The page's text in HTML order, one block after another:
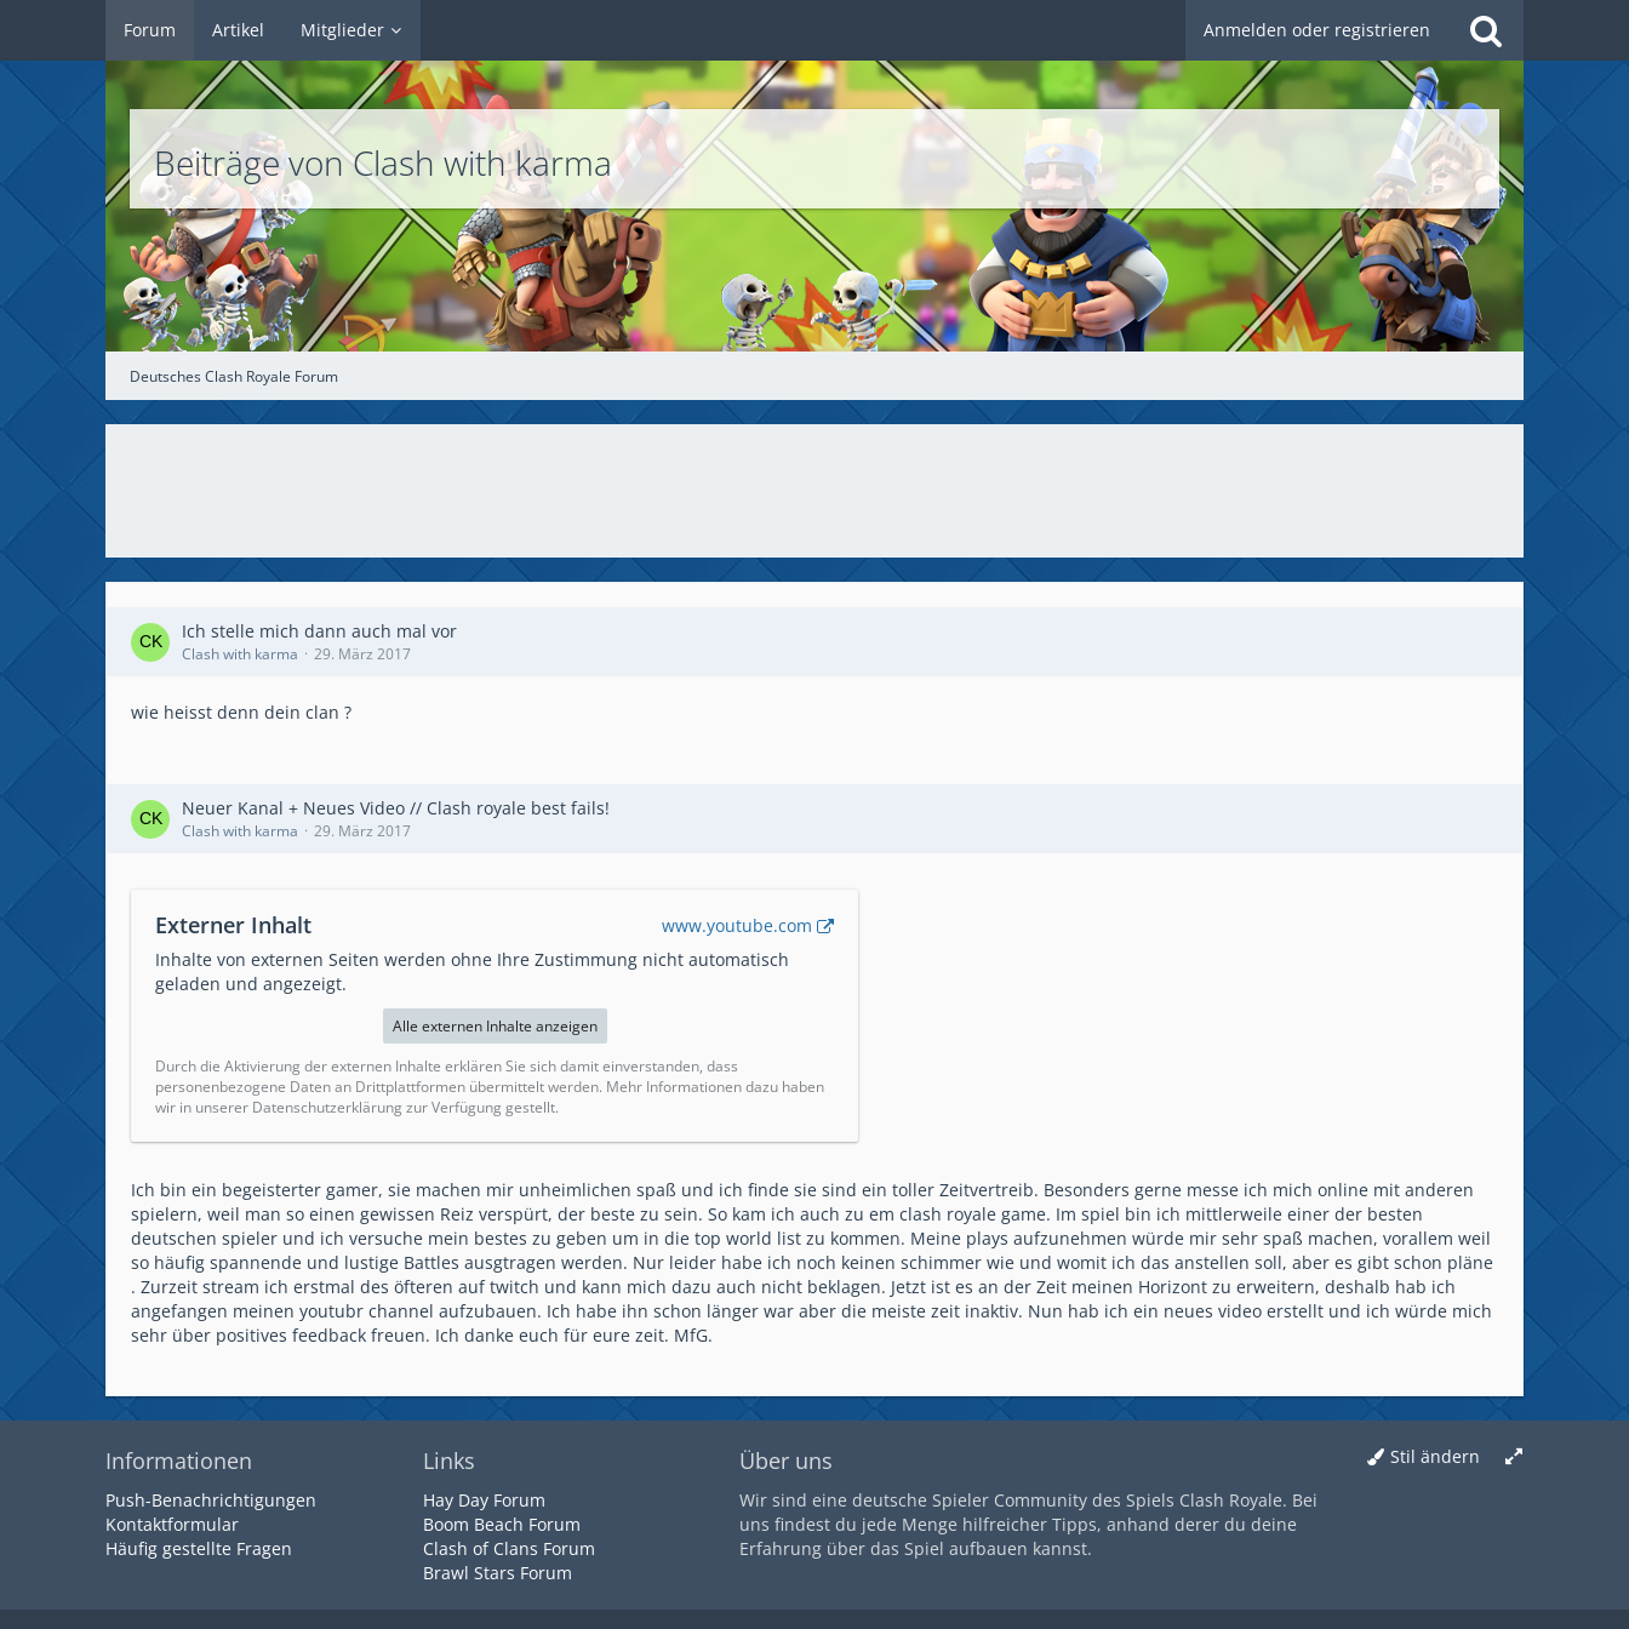
Forum Artikel Mitglieder Anmelden oder registrieren
Deutsches Clash Royale Forum
Beiträge von Clash with karma
Ich stelle mich dann auch mal vor
Clash with karma 29. März 2017
wie heisst denn dein clan ?
Neuer Kanal + Neues Video // Clash royale best fails!
Clash with karma 29. März 2017
Externer Inhalt
www.youtube.com
Inhalte von externen Seiten werden ohne Ihre Zustimmung nicht automatisch
geladen und angezeigt.
Alle externen Inhalte anzeigen
Durch die Aktivierung der externen Inhalte erklären Sie sich damit einverstanden, dass
personenbezogene Daten an Drittplattformen übermittelt werden. Mehr Informationen dazu haben
wir in unserer Datenschutzerklärung zur Verfügung gestellt.
Ich bin ein begeisterter gamer, sie machen mir unheimlichen spaß und ich finde sie sind ein toller Zeitvertreib. Besonders gerne messe ich mich online mit anderen
spielern, weil man so einen gewissen Reiz verspürt, der beste zu sein. So kam ich auch zu em clash royale game. Im spiel bin ich mittlerweile einer der besten
deutschen spieler und ich versuche mein bestes zu geben um in die top world list zu kommen. Meine plays aufzunehmen würde mir sehr spaß machen, vorallem weil
so häufig spannende und lustige Battles ausgtragen werden. Nur leider habe ich noch keinen schimmer wie und womit ich das anstellen soll, aber es gibt schon pläne
. Zurzeit stream ich erstmal des öfteren auf twitch und kann mich dazu auch nicht beklagen. Jetzt ist es an der Zeit meinen Horizont zu erweitern, deshalb hab ich
angefangen meinen youtubr channel aufzubauen. Ich habe ihn schon länger war aber die meiste zeit inaktiv. Nun hab ich ein neues video erstellt und ich würde mich
sehr über positives feedback freuen. Ich danke euch für eure zeit. MfG.
Stil ändern
Informationen
Push-Benachrichtigungen
Kontaktformular
Häufig gestellte Fragen
Links
Hay Day Forum
Boom Beach Forum
Clash of Clans Forum
Brawl Stars Forum
Über uns
Wir sind eine deutsche Spieler Community des Spiels Clash Royale. Bei
uns findest du jede Menge hilfreicher Tipps, anhand derer du deine
Erfahrung über das Spiel aufbauen kannst.